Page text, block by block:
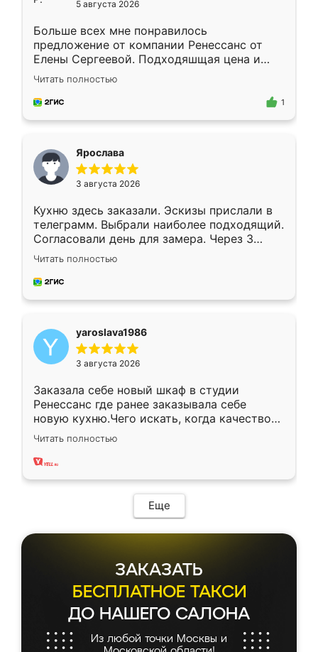
5 августа 2026
Больше всех мне понравилось
предложение от компании Ренессанс от
Елены Сергеевой. Подходяшщая цена и
короткие сроки изготовления. Приехавший
для замера сотрудник Владислав
предложил по моему эскизу самый
Читать полностью
1
Ярослава
3 августа 2026
Кухню здесь заказали. Эскизы прислали в
телеграмм. Выбрали наиболее подходящий.
Согласовали день для замера. Через 3
недели кухня была уже готова. Остались
довольны работой. Спасибо Ренессанс
мебель за качественную работу!
Читать полностью
yaroslava1986
3 августа 2026
Заказала себе новый шкаф в студии
Ренессанс где ранее заказывала себе
новую кухню.Чего искать, когда качеством
вполне довольна. Служит кухня уже почти
два года, нареканий нет.
Читать полностью
Еще
ЗАКАЗАТЬ
БЕСПЛАТНОЕ ТАКСИ
ДО НАШЕГО САЛОНА
Из любой точки Москвы и